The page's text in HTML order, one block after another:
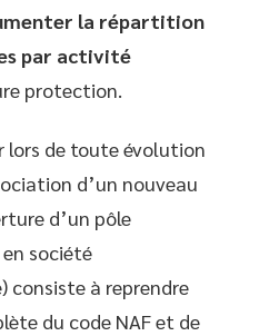
la répartition
par activité
protection.
lors de toute évolution
d’un nouveau
d’un pôle
société
consiste à reprendre
du code NAF et de